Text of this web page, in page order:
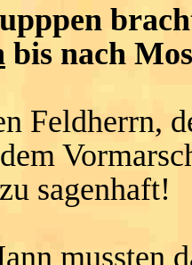
bis nach
Feldherrn,
sagenhaft!
mussten